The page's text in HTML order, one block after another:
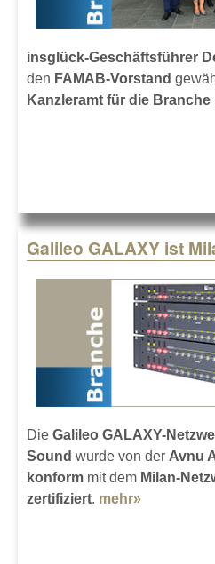
insglück-Geschäftsführer
den FAMAB-Vorstand
Kanzleramt für die
Galileo GALAXY ist
Die Galileo GALAXY-
Sound wurde von der Avnu
konform mit dem Milan-
zertifiziert. mehr»